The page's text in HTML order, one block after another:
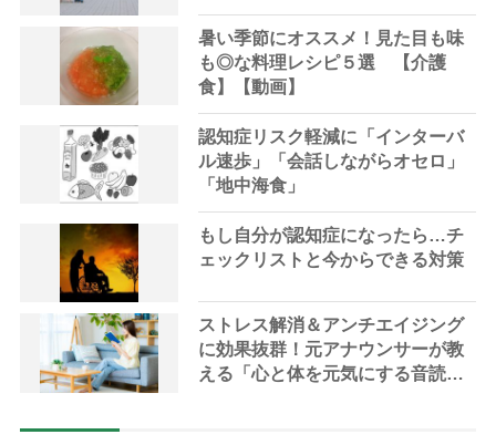
暑い季節にオススメ！見た目も味
も◎な料理レシピ５選 【介護
食】【動画】
認知症リスク軽減に「インターバ
ル速歩」「会話しながらオセロ」
「地中海食」
もし自分が認知症になったら…チ
ェックリストと今からできる対策
ストレス解消＆アンチエイジング
に効果抜群！元アナウンサーが教
える「心と体を元気にする音読の